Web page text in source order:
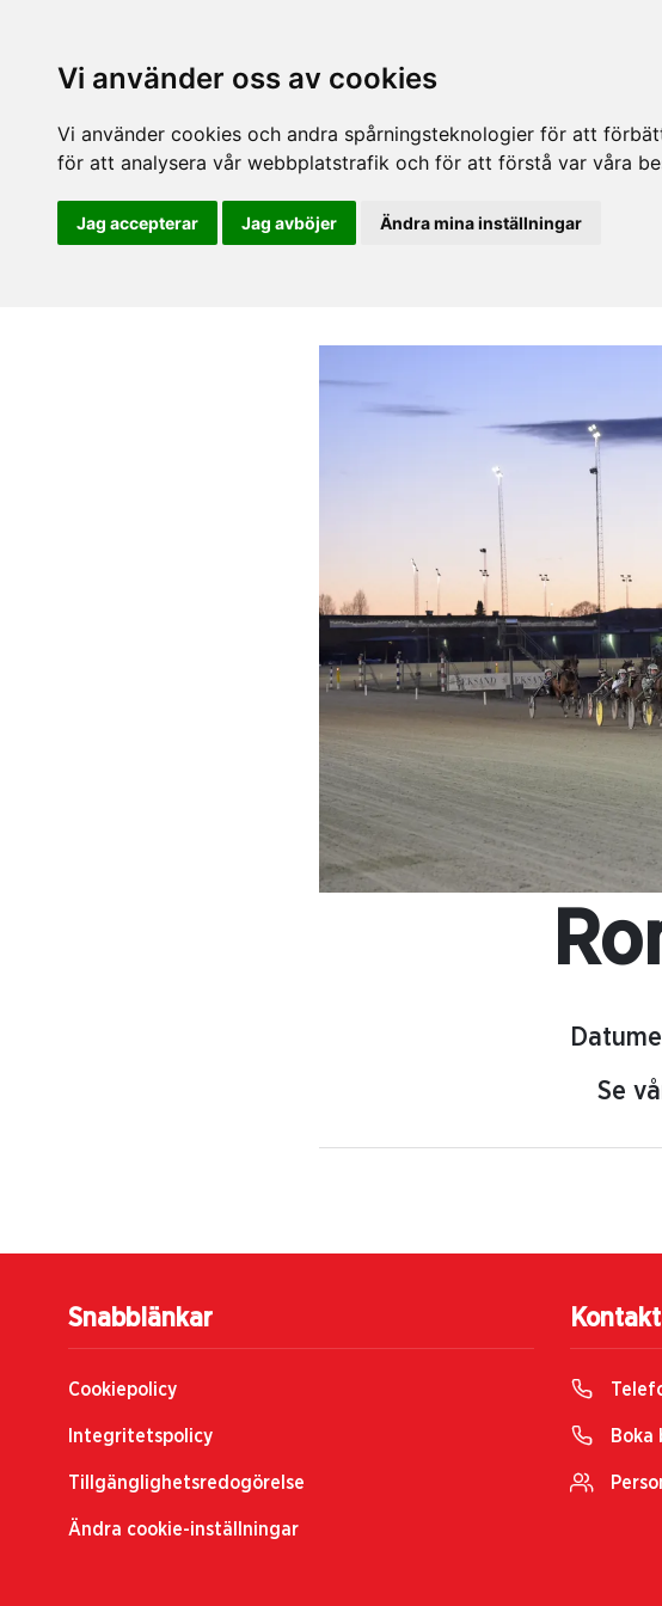
Vi använder oss av cookies
Vi använder cookies och andra spårningsteknologier för att
för att analysera vår webbplatstrafik och för att förstå var våra
Jag accepterar Jag avböjer Ändra mina inställningar
Se
Snabblänkar
Cookiepolicy
Integritetspolicy
Tillgänglighetsredogörelse
Ändra cookie-inställningar
Boka